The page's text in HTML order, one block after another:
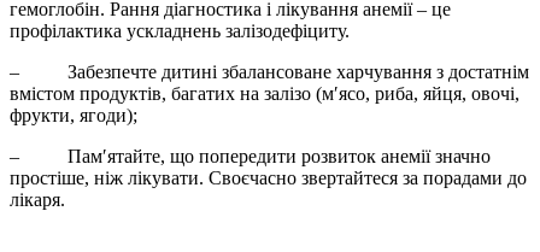
гемоглобін. Рання діагностика і лікування анемії – це
профілактика ускладнень залізодефіциту.
– Забезпечте дитині збалансоване харчування з достатнім
вмістом продуктів, багатих на залізо (м′ясо, риба, яйця, овочі,
фрукти, ягоди);
– Пам′ятайте, що попередити розвиток анемії значно
простіше, ніж лікувати. Своєчасно звертайтеся за порадами до
лікаря.